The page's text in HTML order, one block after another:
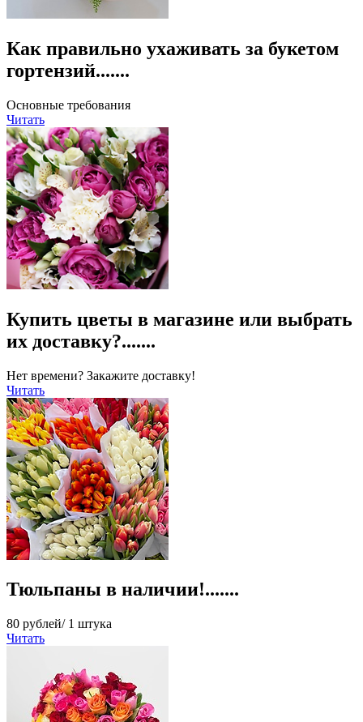
Как правильно ухаживать за букетом
гортензий.......
Основные требования
Читать
Купить цветы в магазине или выбрать
их доставку?.......
Нет времени? Закажите доставку!
Читать
Тюльпаны в наличии!.......
80 рублей/ 1 штука
Читать